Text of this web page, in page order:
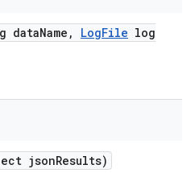
dataName , LogFile log
jsonResults)